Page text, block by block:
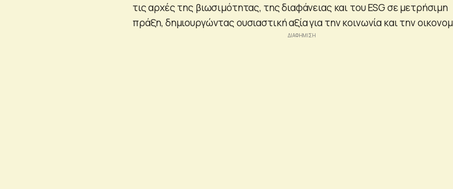
τις αρχές της βιωσιμότητας, της διαφάνειας και του ESG σε μετρήσιμη
πράξη, δημιουργώντας ουσιαστική αξία για την κοινωνία και την